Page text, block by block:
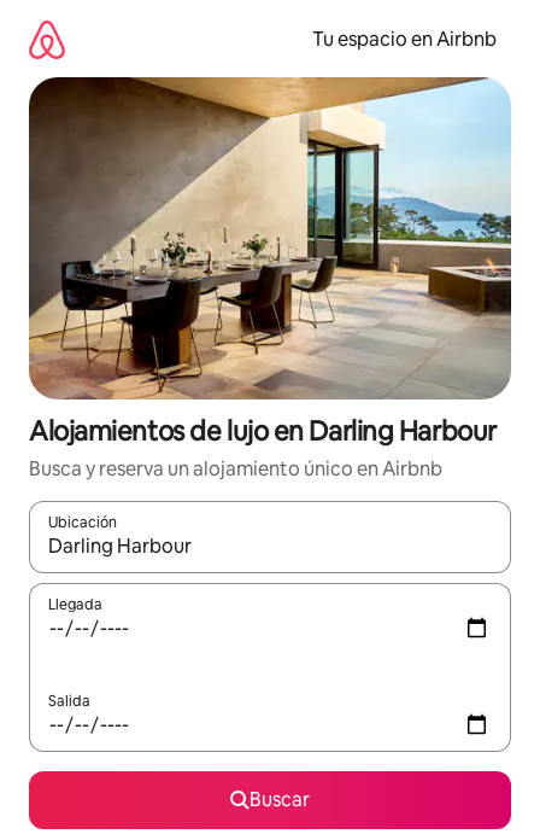
contenido
Tu espacio en Airbnb
Alojamientos de lujo en Darling Harbour
Busca y reserva un alojamiento único en Airbnb
Ubicación
Cuando los resultados estén disponibles, podrás navegar
Llegada
Salida
Buscar